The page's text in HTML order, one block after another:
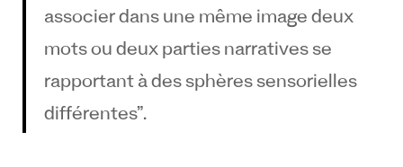
associer dans une même image deux
mots ou deux parties narratives se
rapportant à des sphères sensorielles
différentes”.